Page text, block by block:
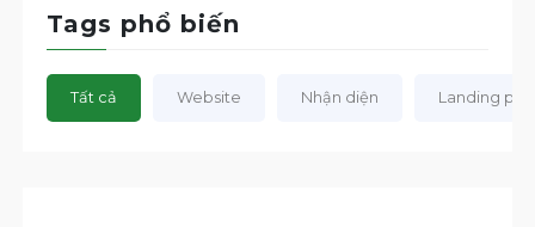
Tags phổ biến
Tất cả Website Nhận diện Landing